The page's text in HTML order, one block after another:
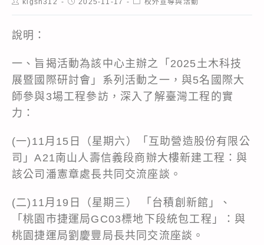
說明：
一、旨揭活動為該中心主辦之「2025土木科技
展暨國際研討會」系列活動之一，與5名國際大
師參與3場工程參訪，深入了解臺灣工程的實
力：
(一)11月15日（星期六）「互助營造股份有限公
司」A21南山人壽信義段商辦大樓新建工程：與
該公司潘憲章處長共同交流座談。
(二)11月19日（星期三） 「台積創新館」、
「桃園市捷運局GC03標地下段統包工程」：與
桃園捷運局劉慶豐局長共同交流座談。